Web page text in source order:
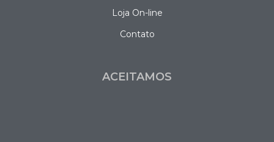
Loja On-line
Contato
ACEITAMOS